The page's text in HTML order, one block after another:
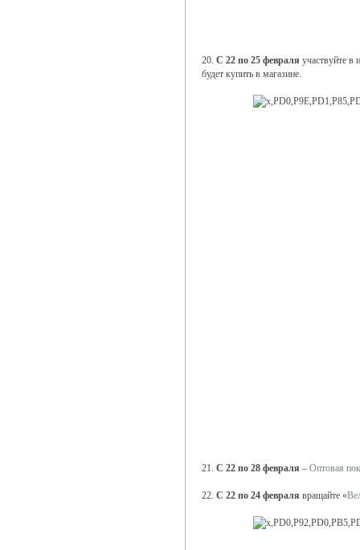
20. С 22 по 25 февраля участвуйте в
будет купить в магазине.
21. С 22 по 28 февраля – Оптовая
22. С 22 по 24 февраля вращайте «